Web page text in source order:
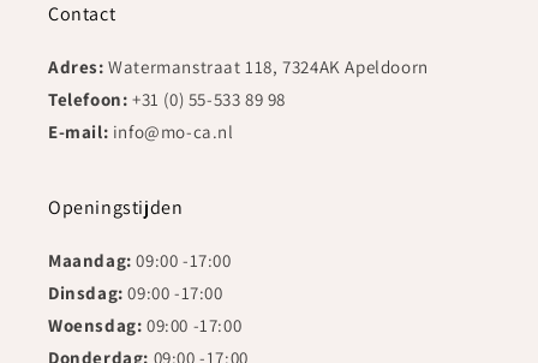
Contact
Adres:Watermanstraat 118, 7324AK Apeldoorn
Telefoon: +31 (0) 55-533 89 98
E-mail: info@mo-ca.nl
Openingstijden
Maandag: 09:00 -17:00
Dinsdag:09:00 -17:00
Woensdag: 09:00 -17:00
Donderdag: 09:00 -17:00